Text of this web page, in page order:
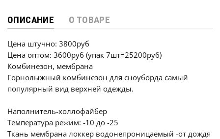
ОПИСАНИЕ О ТОВАРЕ
Цена штучно: 3800руб
Цена оптом: 3600руб (упак 7шт=25200руб)
Комбинезон, мембрана
Горнолыжный комбинезон для сноуборда самый
популярный вид верхней одежды.
Наполнитель-холлофайбер
Температура режим: -10 до -25
Ткань мембрана локкер водонепроницаемый -от дождя